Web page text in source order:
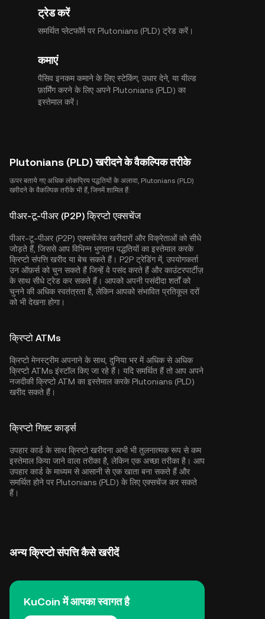
ट्रेड करें
समर्थित प्लेटफॉर्म पर Plutonians (PLD) ट्रेड करें।
कमाएं
पैसिव इनकम कमाने के लिए स्टेकिंग, उधार देने, या यील्ड
फ़ार्मिंग करने के लिए अपने Plutonians (PLD) का
इस्तेमाल करें।
Plutonians (PLD) खरीदने के वैकल्पिक तरीके
ऊपर बताये गए अधिक लोकप्रिय पद्धतियों के अलावा, Plutonians (PLD)
खरीदने के वैकल्पिक तरीके भी हैं, जिनमें शामिल हैं:
पीअर-टू-पीअर (P2P) क्रिप्टो एक्सचेंज
पीअर-टू-पीअर (P2P) एक्सचेंजेस खरीदारों और विक्रेताओं को सीधे
जोड़ते हैं, जिससे आप विभिन्न भुगतान पद्धतियों का इस्तेमाल करके
क्रिप्टो संपत्ति खरीद या बेच सकते हैं। P2P ट्रेडिंग में, उपयोगकर्ता
उन ऑफ़र्स को चुन सकते हैं जिन्हें वे पसंद करते हैं और काउंटरपार्टीज़
के साथ सीधे ट्रेड कर सकते हैं। आपको अपनी पसंदीदा शर्तों को
चुनने की अधिक स्वतंत्रता है, लेकिन आपको संभावित प्रतिकूल दरों
को भी देखना होगा।
क्रिप्टो ATMs
क्रिप्टो मेनस्ट्रीम अपनाने के साथ, दुनिया भर में अधिक से अधिक
क्रिप्टो ATMs इंस्टॉल किए जा रहे हैं। यदि समर्थित हैं तो आप अपने
नजदीकी क्रिप्टो ATM का इस्तेमाल करके Plutonians (PLD)
खरीद सकते हैं।
क्रिप्टो गिफ़्ट कार्ड्स
उपहार कार्ड के साथ क्रिप्टो खरीदना अभी भी तुलनात्मक रूप से कम
इस्तेमाल किया जाने वाला तरीका है, लेकिन एक अच्छा तरीका है। आप
उपहार कार्ड के माध्यम से आसानी से एक खाता बना सकते हैं और
समर्थित होने पर Plutonians (PLD) के लिए एक्सचेंज कर सकते
हैं।
अन्य क्रिप्टो संपत्ति कैसे खरीदें
KuCoin में आपका स्वागत है